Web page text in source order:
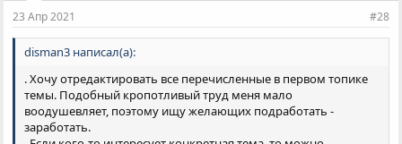
23 Апр 2021 #28
disman3 написал(а):
. Хочу отредактировать все перечисленные в первом топике
темы. Подобный кропотливый труд меня мало
воодушевляет, поэтому ищу желающих подработать -
заработать.